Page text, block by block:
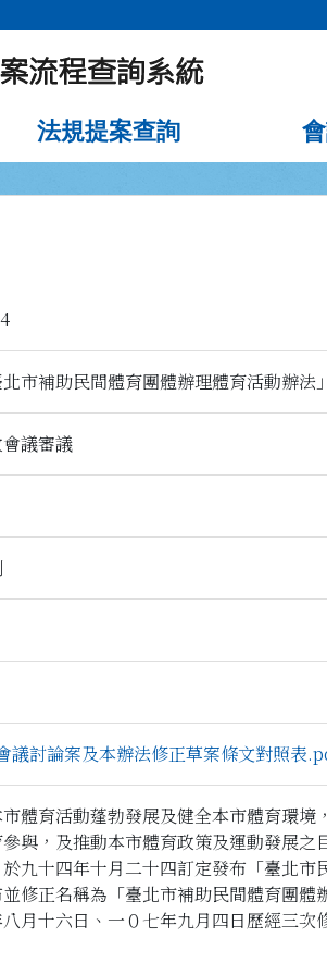
法規提案查詢
市補助民間體育團體辦理體育活動辦法」
議審議
議討論案及本辦法修正草案條文對照表
體育活動蓬勃發展及健全本市體育環
與，及推動本市體育政策及運動發展
九十四年十月二十四訂定發布「臺北
修正名稱為「臺北市補助民間體育團
月十六日、一０七年九月四日歷經三